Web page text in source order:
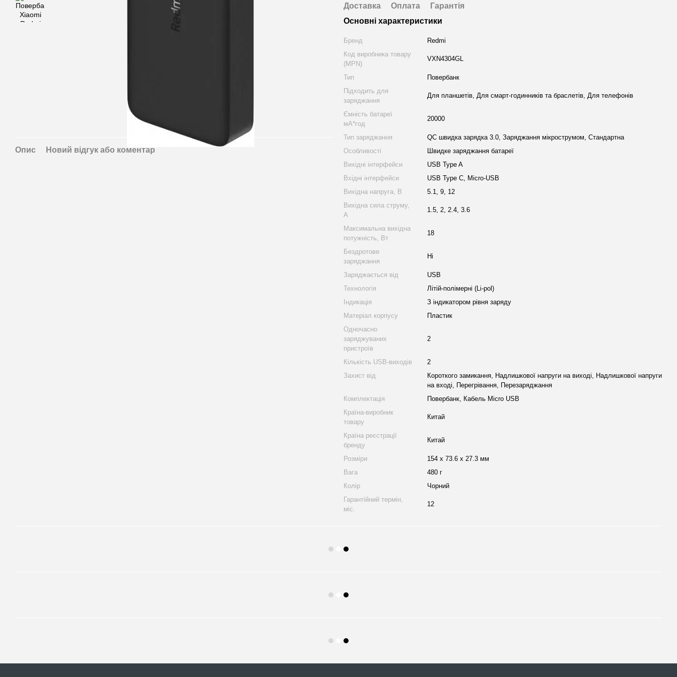
Опис Новий відгук або коментар
Доставка Оплата
Гарантія
Основні характеристики
Бренд
Redmi
Код виробника товару
(MPN)
VXN4304GL
Тип
Повербанк
Підходить для
заряджання
Для планшетів, Для смарт-годинників та браслетів, Для телефонів
Ємність батареї
мА*год
20000
Тип заряджання
QC швидка зарядка 3.0, Заряджання мікрострумом, Стандартна
Особливості
Швидке заряджання батареї
Вихідні інтерфейси
USB Type A
Вхідні інтерфейси
USB Type C, Micro-USB
Вихідна напруга, В
5.1, 9, 12
Вихідна сила струму,
А
1.5, 2, 2.4, 3.6
Максимальна вихідна
потужність, Вт
18
Бездротове
заряджання
Ні
Заряджається від
USB
Технологія
Літій-полімерні (Li-pol)
Індикація
З індикатором рівня заряду
Матеріал корпусу
Пластик
Одночасно
заряджуваних
пристроїв
2
Кількість USB-виходів
2
Захист від
Короткого замикання, Надлишкової напруги на виході, Надлишкової напруги
на вході, Перегрівання, Перезаряджання
Комплектація
Повербанк, Кабель Micro USB
Країна-виробник
товару
Китай
Країна реєстрації
бренду
Китай
Розміри
154 х 73.6 х 27.3 мм
Вага
480 г
Колір
Чорний
Гарантійний термін,
міс.
12